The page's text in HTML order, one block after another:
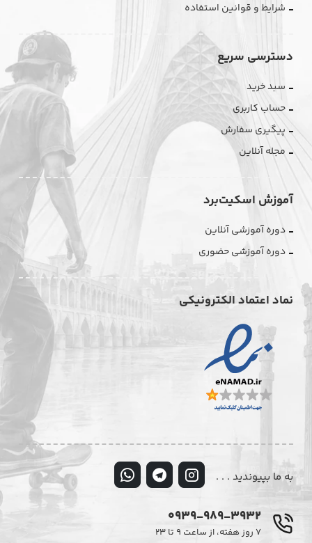
شرایط و قوانین استفاده
دسترسی سریع
سبد خرید
حساب کاربری
پیگیری سفارش
مجله آنلاین
آموزش اسکیت‌برد
دوره آموزشی آنلاین
دوره آموزشی حضوری
نماد اعتماد الکترونیکی
به ما بپیوندید . . .
0939-989-3932
۷ روز هفته، از ساعت ۹ تا ۲۳